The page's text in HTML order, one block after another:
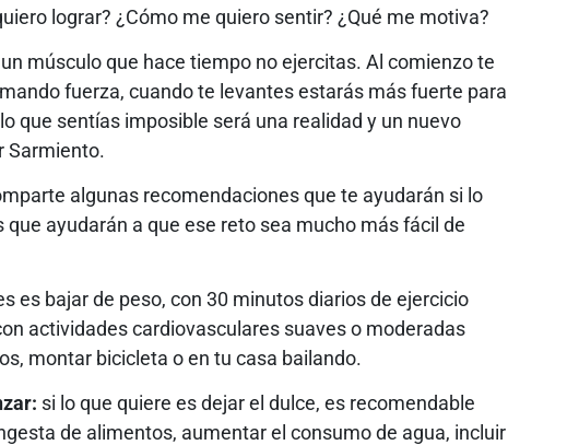
lograr? ¿Cómo me quiero sentir? ¿Qué me motiva?
músculo que hace tiempo no ejercitas. Al comienzo te
fuerza, cuando te levantes estarás más fuerte para
que sentías imposible será una realidad y un nuevo
Sarmiento.
algunas recomendaciones que te ayudarán si lo
ayudarán a que ese reto sea mucho más fácil de
es bajar de peso, con 30 minutos diarios de ejercicio
actividades cardiovasculares suaves o moderadas
montar bicicleta o en tu casa bailando.
si lo que quiere es dejar el dulce, es recomendable
de alimentos, aumentar el consumo de agua, incluir